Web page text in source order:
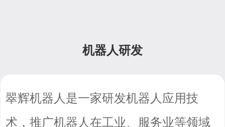
机器人研发
翠辉机器人是一家研发机器人应用技
术，推广机器人在工业、服务业等领域